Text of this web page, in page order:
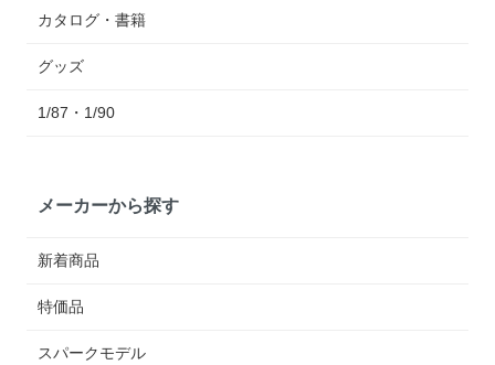
カタログ・書籍
グッズ
1/87・1/90
メーカーから探す
新着商品
特価品
スパークモデル